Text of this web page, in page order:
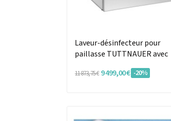
Laveur-désinfecteur pour
paillasse TUTTNAUER avec
11 873,75 € 9 499,00 € -20%